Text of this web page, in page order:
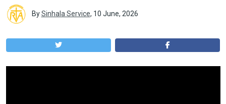
BySinhala Service, 10 June, 2026